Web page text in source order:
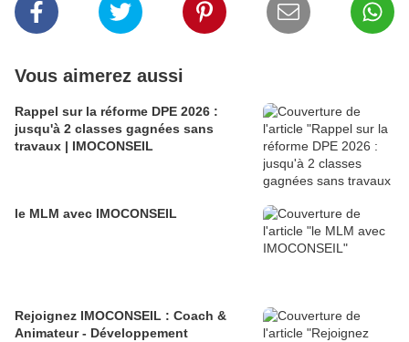
Vous aimerez aussi
Rappel sur la réforme DPE 2026 :
jusqu'à 2 classes gagnées sans
travaux | IMOCONSEIL
le MLM avec IMOCONSEIL
Rejoignez IMOCONSEIL : Coach &
Animateur - Développement